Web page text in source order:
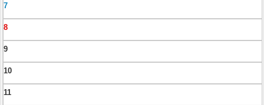
7
8
9
10
11